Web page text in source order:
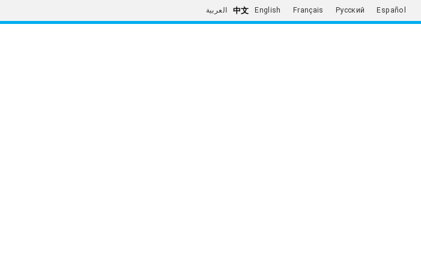
العربية 中文 English Français Русский Español